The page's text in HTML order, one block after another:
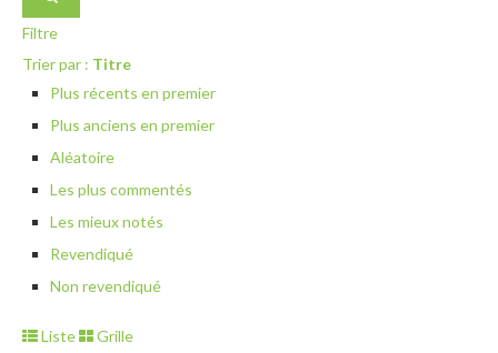
Filtre
Trier par : Titre
Plus récents en premier
Plus anciens en premier
Aléatoire
Les plus commentés
Les mieux notés
Revendiqué
Non revendiqué
Liste Grille